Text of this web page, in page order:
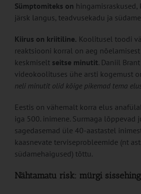
Sümptomiteks on hingamisraskused,
järsk langus, teadvusekadu ja
Kiirus on kriitiline. Koolitusel toodi
reaktsiooni korral on aeg
keskmiselt seitse minutit. Daniil
videokoolituses ühe arsti kogemust
neli minutit olid kõige pikemad tema
Eestis on vähemalt korra elus
iga 500. inimene. Surmaga lõppevad
sagedasemad üle 40-aastastel
kaasnevate terviseprobleemide (nt
südamehaigused) tõttu.
Nähtamatu risk: mürgi